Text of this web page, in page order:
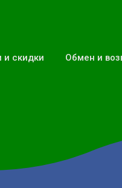
и скидки Обмен и